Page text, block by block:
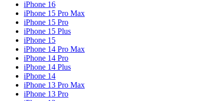
iPhone 16
iPhone 15 Pro Max
iPhone 15 Pro
iPhone 15 Plus
iPhone 15
iPhone 14 Pro Max
iPhone 14 Pro
iPhone 14 Plus
iPhone 14
iPhone 13 Pro Max
iPhone 13 Pro